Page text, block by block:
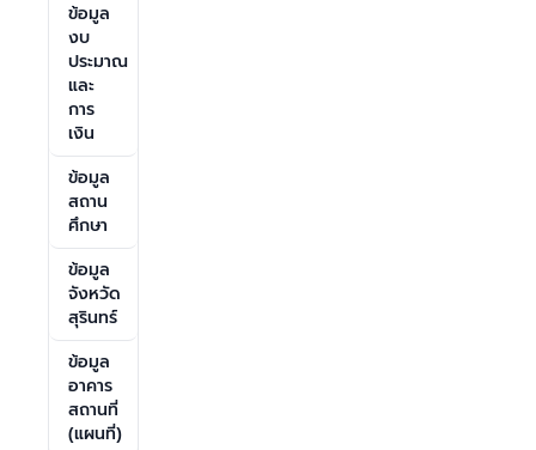
ข้อมูล
งบ
ประมาณ
และ
การ
เงิน
ข้อมูล
สถาน
ศึกษา
ข้อมูล
จังหวัด
สุรินทร์
ข้อมูล
อาคาร
สถานที่
(แผนที่)